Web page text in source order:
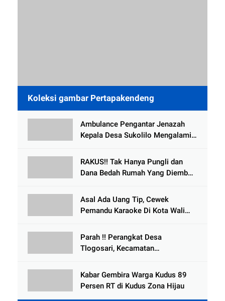
Koleksi gambar Pertapakendeng
Ambulance Pengantar Jenazah
Kepala Desa Sukolilo Mengalami
Meninggal Dunia
RAKUS!! Tak Hanya Pungli dan
Dana Bedah Rumah Yang Diembat,
Tlogowungu, di Duga
Selewengkan Bantuan Mushola
Asal Ada Uang Tip, Cewek
Pemandu Karaoke Di Kota Wali
Parah !! Perangkat Desa
Tlogosari, Kecamatan
Rumah dari BAZNAS
Kabar Gembira Warga Kudus 89
Persen RT di Kudus Zona Hijau